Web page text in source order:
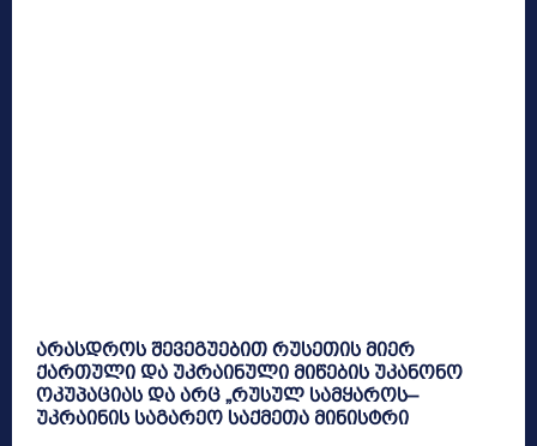
არასდროს შევეგუებით რუსეთის მიერ
ქართული და უკრაინული მიწების უკანონო
ოკუპაციას და არც „რუსულ სამყაროს–
უკრაინის საგარეო საქმეთა მინისტრი